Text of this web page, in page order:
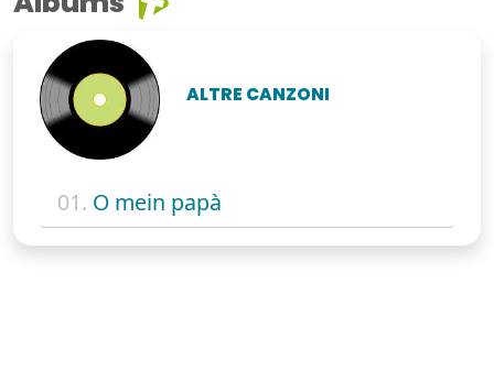
ALTRE CANZONI
01. O mein papà